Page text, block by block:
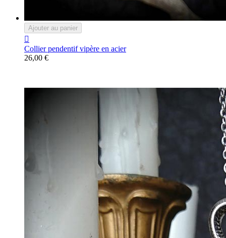
Ajouter au panier

Collier pendentif vipère en acier
26,00 €